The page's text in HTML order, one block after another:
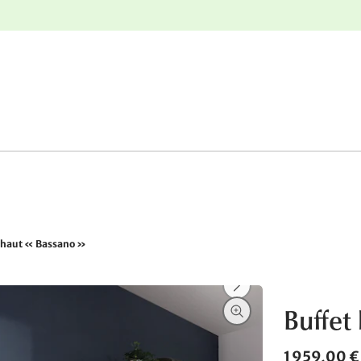
« Bassano »
Buffet
1 959,00 €